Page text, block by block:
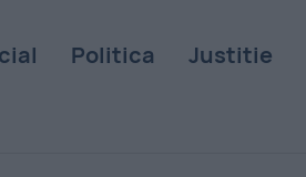
Politica Justitie